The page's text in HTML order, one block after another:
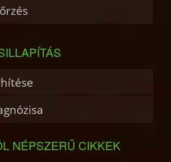
NÉPSZERŰ CIKKEK